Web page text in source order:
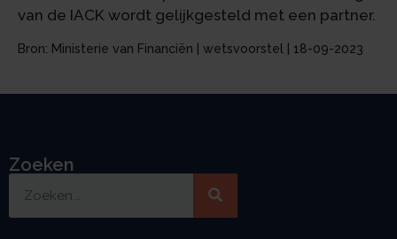
van de IACK wordt gelijkgesteld met een partner.
Bron: Ministerie van Financiën | wetsvoorstel | 18-09-2023
Zoeken